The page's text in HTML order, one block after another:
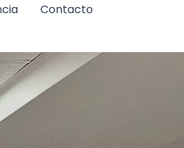
Contacto